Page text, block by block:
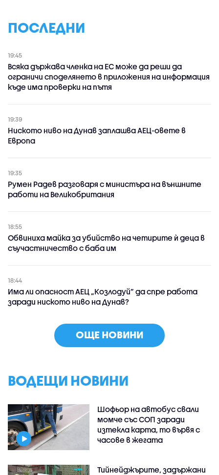
ПОСЛЕДНИ
19:45
Всяка държава членка на ЕС може да реши да
ограничи споделянето в приложения на информация
къде има проверки на пътя
19:39
Ниското ниво на Дунав заплашва АЕЦ-овете в
Европа
19:35
Румен Радев разговаря с министъра на външните
работи на Великобритания
18:55
Обвиниха майка за убийство на четирите ѝ деца в
съучастничество с баба им
18:44
Има ли опасност АЕЦ „Козлодуй” да спре работа
заради ниското ниво на Дунав?
ОЩЕ НОВИНИ
ВОДЕЩИ НОВИНИ
Шофьор на автобус свали
момче със СОП заради
изтекла карта, то вървя с
часове в жегата
Тийнейджърите, задържани